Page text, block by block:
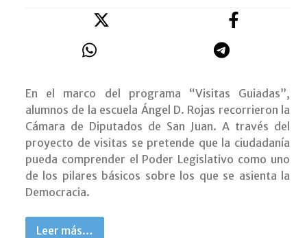
En el marco del programa “Visitas Guiadas”,
alumnos de la escuela Ángel D. Rojas recorrieron la
Cámara de Diputados de San Juan. A través del
proyecto de visitas se pretende que la ciudadanía
pueda comprender el Poder Legislativo como uno
de los pilares básicos sobre los que se asienta la
Democracia.
Leer más…